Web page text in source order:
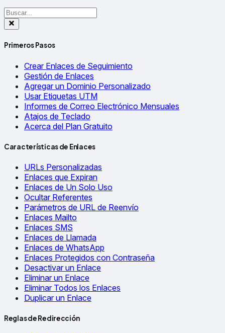
Primeros Pasos
Crear Enlaces de Seguimiento
Gestión de Enlaces
Agregar un Dominio Personalizado
Usar Etiquetas UTM
Informes de Correo Electrónico Mensuales
Atajos de Teclado
Acerca del Plan Gratuito
Características de Enlaces
URLs Personalizadas
Enlaces que Expiran
Enlaces de Un Solo Uso
Ocultar Referentes
Parámetros de URL de Reenvío
Enlaces Mailto
Enlaces SMS
Enlaces de Llamada
Enlaces de WhatsApp
Enlaces Protegidos con Contraseña
Desactivar un Enlace
Eliminar un Enlace
Eliminar Todos los Enlaces
Duplicar un Enlace
Reglas de Redirección